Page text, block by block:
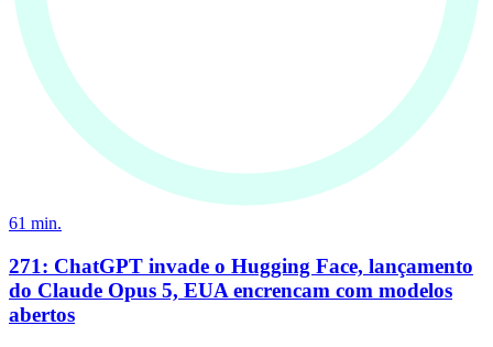
61 min.
271: ChatGPT invade o Hugging Face, lançamento
do Claude Opus 5, EUA encrencam com modelos
abertos